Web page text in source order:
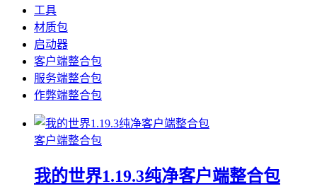
工具
材质包
启动器
客户端整合包
服务端整合包
作弊端整合包
客户端整合包
我的世界1.19.3纯净客户端整合包